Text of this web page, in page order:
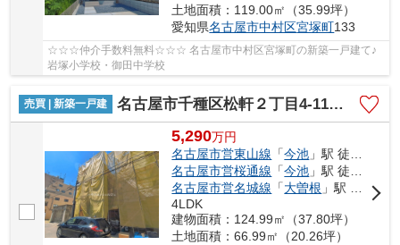
土地面積：119.00㎡（35.99坪）
愛知県名古屋市中村区宮塚町133
☆☆☆仲介手数料無料☆☆☆ 名古屋市中村区宮塚町の新築一戸建て♪
岩塚小学校・御田中学校
売買 | 新築一戸建 名古屋市千種区松軒２丁目4-11【仲介手数料無料】新築一戸建て 1号棟
5,290万円
名古屋市営東山線 「今池 」駅 徒歩17分
名古屋市営桜通線 「今池 」駅 徒歩17分
名古屋市営名城線 「大曽根 」駅 徒歩20分
4LDK
建物面積：124.99㎡（37.80坪）
土地面積：66.99㎡（20.26坪）